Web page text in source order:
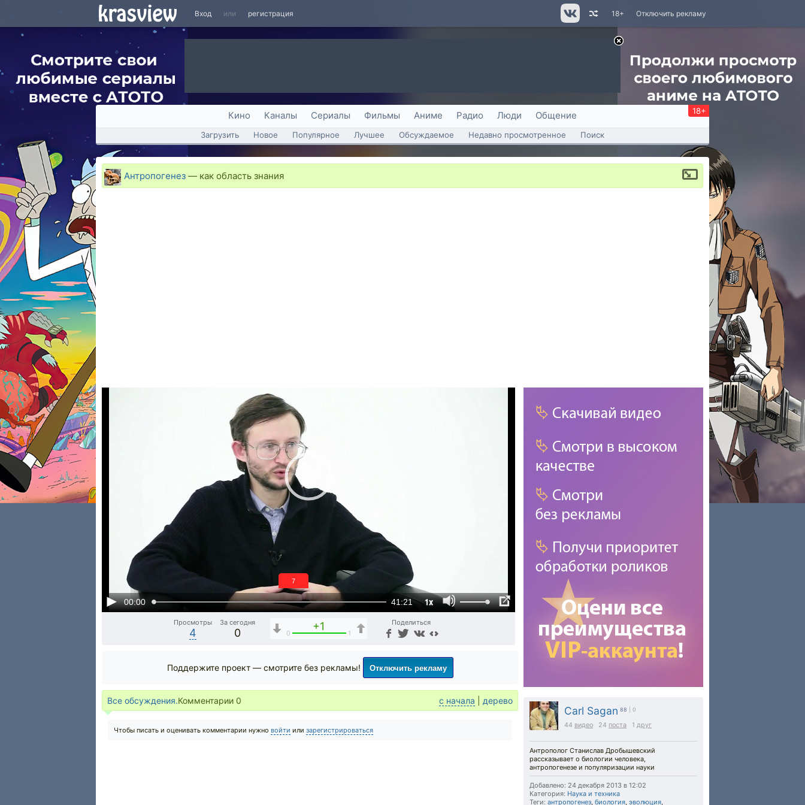
Вход или регистрация Отключить рекламу
18+
Кино Каналы Сериалы Фильмы Аниме Радио Люди Общение 18+
Загрузить Новое Популярное Лучшее Обсуждаемое Недавно просмотренное Поиск
Антропогенез — как область знания
00:00 41:21 1x
6
Просмотры
4
За сегодня
0
+1
0 1
Поделиться
Carl Sagan 88 | 0
44 видео 24 поста 1 друг
Антрополог Станислав Дробышевский
рассказывает о биологии человека,
антропогенезе и популяризации науки
Добавлено: 24 декабря 2013 в 12:02
Категория: Наука и техника
Теги: антропогенез, биология, эволюция,
Поддержите проект — смотрите без рекламы! Отключить рекламу
Все обсуждения.Комментарии 0 с начала дерево
Чтобы писать и оценивать комментарии нужно войти или зарегистрироваться